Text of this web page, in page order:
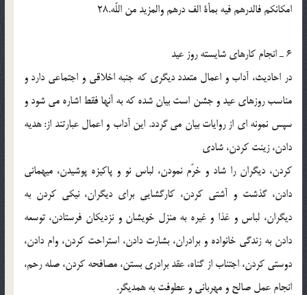
امكانكم فالدرهم فيه بمأة الف درهم والمزيد من اللّه.28
6 ـ انجام كارهاى شايسته روز عيد
در احاديث، آداب و اعمال متعدد ديگرى كه جنبه اخلاقى و اجتماعى دارد و
مناسب روزهاى عيد و جشن است بيان شده كه به آنها فقط اشاره مى شود و
سپس نمونه اى از روايات بيان مى گردد. اين آداب و اعمال عبارتند از: هديه
دادن، زينت كردن، شادى
كردن، ديگران را شاد و خرّم نمودن، لباس نو و پاكيزه پوشيدن، ميهمانى
دادن، گذشت و آشتى كردن، كارگشايى براى ديگران، نيكى كردن به
ديگران، لباس و غذا و غيره به منزل خويشان و نزديكان فرستادن، توسعه
دادن به زندگى خانواده و برادران، بشارت دادن، استراحت كردن، وام دادن،
دوستى كردن، اجتناب از گناه، عقد برادرى بستن، مصافحه كردن، صله رحم،
انجام عمل صالح و مهربانى و عطوفت به همديگر.